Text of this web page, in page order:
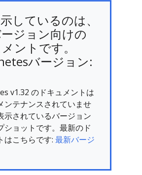
しているのは、
ジョン向けの
ントです。
バージョン:
v1.32 のドキュメントは
ンテナンスされていませ
示されているバージョン
ショットです。最新のド
はこちらです: 最新バージ